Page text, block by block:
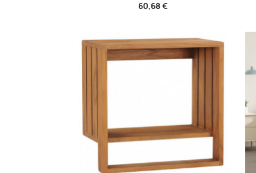
60,68 €